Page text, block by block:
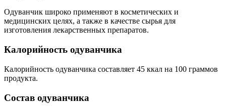
Одуванчик широко применяют в косметических и
медицинских целях, а также в качестве сырья для
изготовления лекарственных препаратов.
Калорийность одуванчика
Калорийность одуванчика составляет 45 ккал на 100 граммов
продукта.
Состав одуванчика